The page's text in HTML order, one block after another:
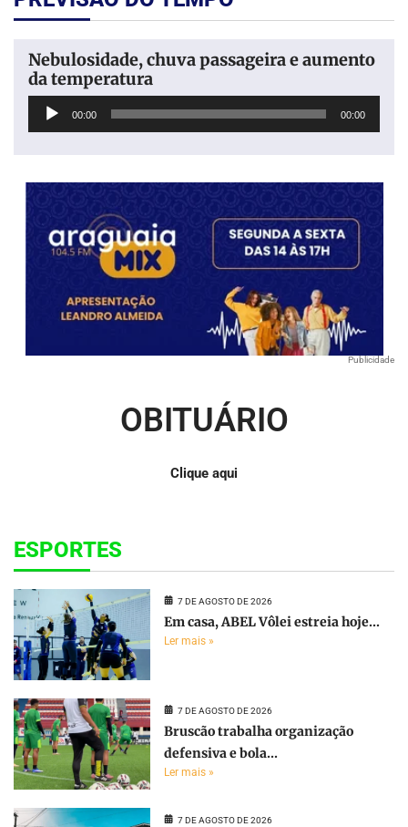
Nebulosidade, chuva passageira e aumento
da temperatura
Tocador
00:00 00:00
Publicidade
OBITUÁRIO
Clique aqui
ESPORTES
7 DE AGOSTO DE 2026
Em casa, ABEL Vôlei estreia hoje...
Ler mais »
7 DE AGOSTO DE 2026
Bruscão trabalha organização
defensiva e bola...
Ler mais »
7 DE AGOSTO DE 2026